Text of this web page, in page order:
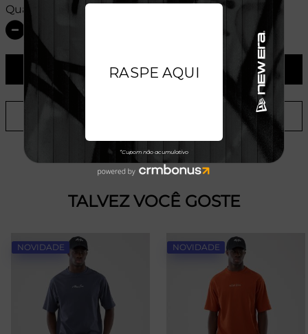
Quantidade:
ADICIONAR AO CARRINHO
ADICIONAR A LISTA DE DESEJOS
TALVEZ VOCÊ GOSTE
NOVIDADE NOVIDADE